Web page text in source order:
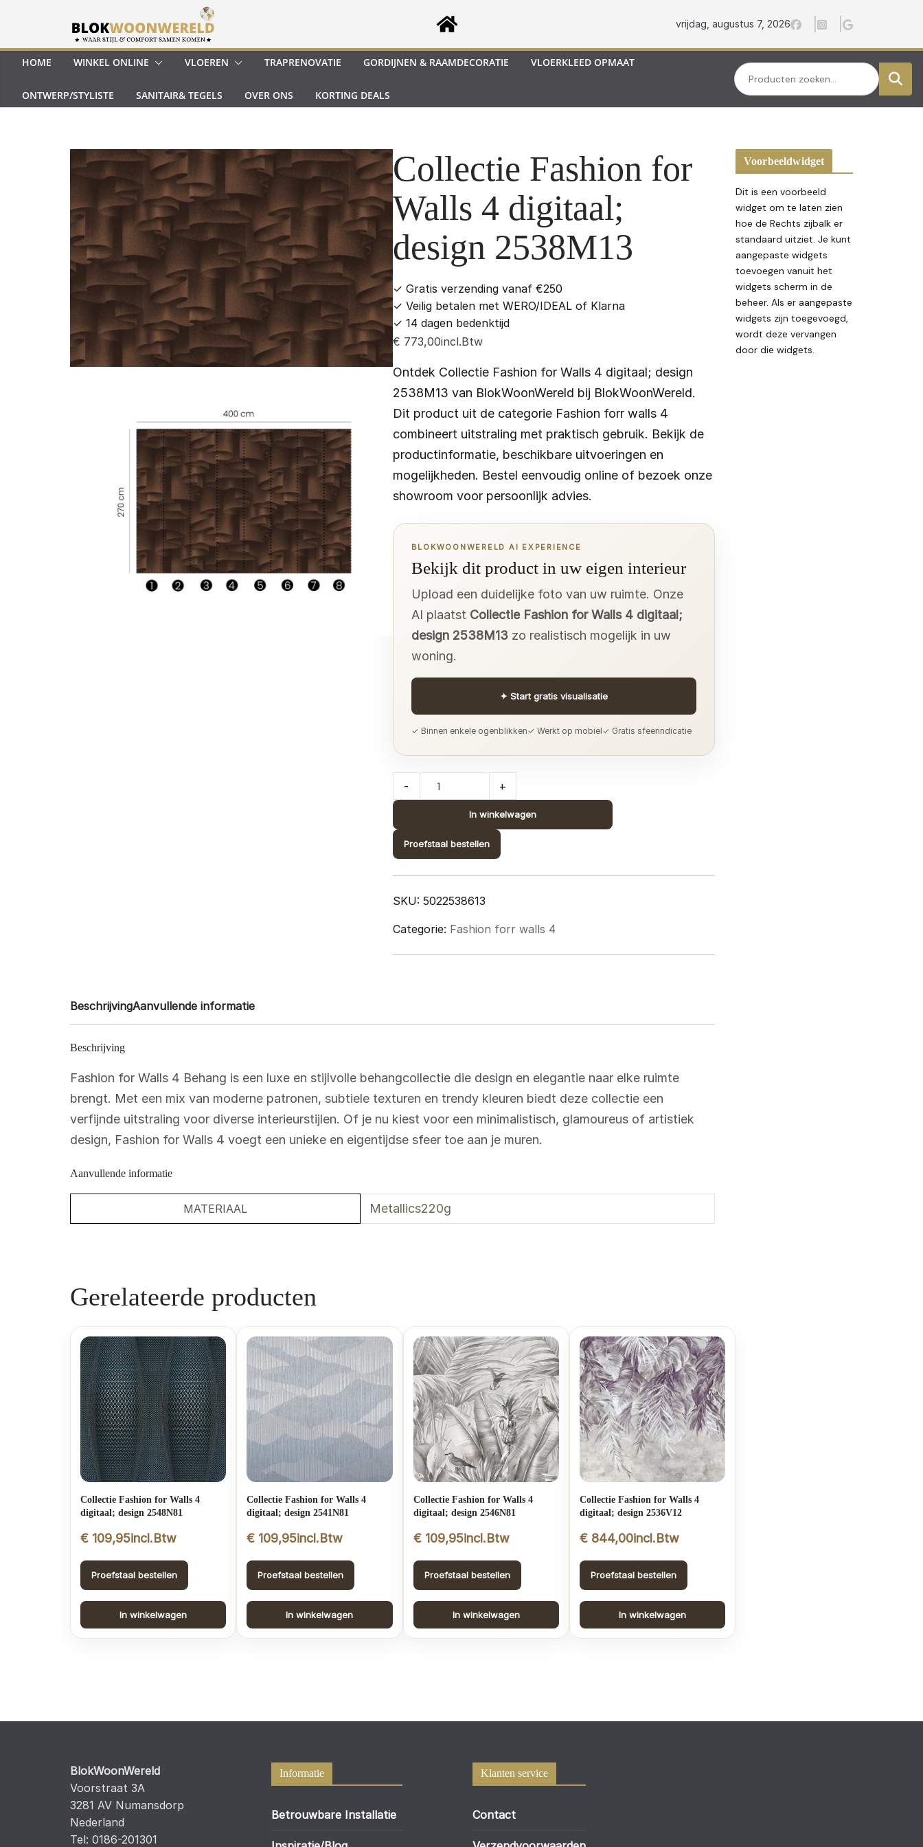
inhoud
vrijdag, augustus 7, 2026
HOME WINKEL ONLINE VLOEREN TRAPRENOVATIE GORDIJNEN & RAAMDECORATIE VLOERKLEED OPMAAT
ONTWERP/STYLISTE SANITAIR& TEGELS OVER ONS KORTING DEALS
Zoeken
Collectie Fashion for
Walls 4 digitaal;
design 2538M13
✓ Gratis verzending vanaf €250
✓ Veilig betalen met WERO/IDEAL of Klarna
✓ 14 dagen bedenktijd
€ 773,00incl.Btw
Ontdek Collectie Fashion for Walls 4 digitaal; design
2538M13 van BlokWoonWereld bij BlokWoonWereld.
Dit product uit de categorie Fashion forr walls 4
combineert uitstraling met praktisch gebruik. Bekijk de
productinformatie, beschikbare uitvoeringen en
mogelijkheden. Bestel eenvoudig online of bezoek onze
showroom voor persoonlijk advies.
BLOKWOONWERELD AI EXPERIENCE
Bekijk dit product in uw eigen interieur
Upload een duidelijke foto van uw ruimte. Onze
AI plaatst Collectie Fashion for Walls 4 digitaal;
design 2538M13zo realistisch mogelijk in uw
woning.
✦ Start gratis visualisatie
✓ Binnen enkele ogenblikken✓ Werkt op mobiel✓ Gratis sfeerindicatie
Collectie
Fashion
Walls
2538M13
- +
In winkelwagen
Proefstaal bestellen
SKU: 5022538613
Categorie: Fashion forr walls 4
BeschrijvingAanvullende informatie
Beschrijving
Fashion for Walls 4 Behang is een luxe en stijlvolle behangcollectie die design en elegantie naar elke ruimte
brengt. Met een mix van moderne patronen, subtiele texturen en trendy kleuren biedt deze collectie een
verfijnde uitstraling voor diverse interieurstijlen. Of je nu kiest voor een minimalistisch, glamoureus of artistiek
design, Fashion for Walls 4 voegt een unieke en eigentijdse sfeer toe aan je muren.
Aanvullende informatie
MATERIAAL Metallics220g
Gerelateerde producten
Collectie Fashion for Walls 4
digitaal; design 2548N81
€ 109,95incl.Btw
Proefstaal bestellen
In winkelwagen
Collectie Fashion for Walls 4
digitaal; design 2541N81
€ 109,95incl.Btw
Proefstaal bestellen
In winkelwagen
Collectie Fashion for Walls 4
digitaal; design 2546N81
€109,95incl.Btw
Proefstaal bestellen
In winkelwagen
Collectie Fashion for Walls 4
digitaal; design 2536V12
€844,00incl.Btw
Proefstaal bestellen
In winkelwagen
Voorbeeldwidget
Dit is een voorbeeld
widget om te laten zien
hoe de Rechts zijbalk er
standaard uitziet. Je kunt
aangepaste widgets
toevoegen vanuit het
widgets scherm in de
beheer. Als er aangepaste
widgets zijn toegevoegd,
wordt deze vervangen
door die widgets.
BlokWoonWereld
Voorstraat 3A
3281 AV Numansdorp
Nederland
Tel: 0186-201301
Informatie
Betrouwbare Installatie
Klanten service
Contact